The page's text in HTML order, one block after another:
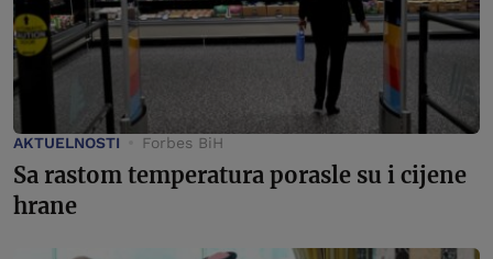
AKTUELNOSTI Forbes BiH
Sa rastom temperatura porasle su i cijene
hrane